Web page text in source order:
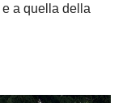
a quella della